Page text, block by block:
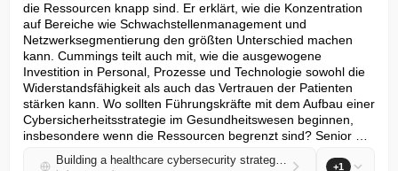
die Ressourcen knapp sind. Er erklärt, wie die Konzentration
auf Bereiche wie Schwachstellenmanagement und
Netzwerksegmentierung den größten Unterschied machen
kann. Cummings teilt auch mit, wie die ausgewogene
Investition in Personal, Prozesse und Technologie sowohl die
Widerstandsfähigkeit als auch das Vertrauen der Patienten
stärken kann. Wo sollten Führungskräfte mit dem Aufbau einer
Cybersicherheitsstrategie im Gesundheitswesen beginnen,
insbesondere wenn die Ressourcen begrenzt sind? Senior …
Building a healthcare cybersecurity strategy that works +1